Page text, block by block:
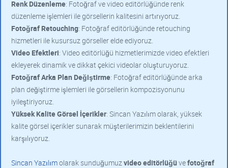
Renk Düzenleme: Fotoğraf ve video editörlüğünde renk
düzenleme işlemleri ile görsellerin kalitesini artırıyoruz.
Fotoğraf Retouching: Fotoğraf editörlüğünde retouching
hizmetleri ile kusursuz görseller elde ediyoruz.
Video Efektleri: Video editörlüğü hizmetlerimizde video efektleri
ekleyerek dinamik ve dikkat çekici videolar oluşturuyoruz.
Fotoğraf Arka Plan Değiştirme: Fotoğraf editörlüğünde arka
plan değiştirme işlemleri ile görsellerin kompozisyonunu
iyileştiriyoruz.
Yüksek Kalite Görsel İçerikler: Sincan Yazılım olarak, yüksek
kalite görsel içerikler sunarak müşterilerimizin beklentilerini
karşılıyoruz.
Sincan Yazılımolarak sunduğumuzvideo editörlüğü vefotoğraf